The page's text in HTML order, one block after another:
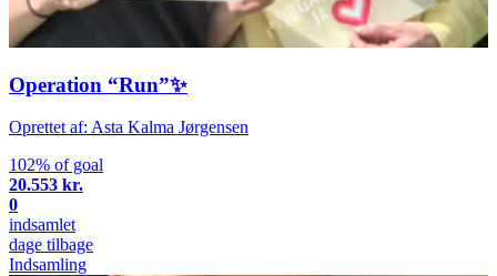
Operation “Run”✨
Oprettet af: Asta Kalma Jørgensen
102% of goal
20.553 kr.
0
indsamlet
dage tilbage
Indsamling